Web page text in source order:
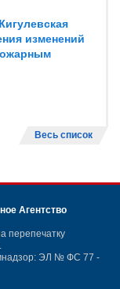
изменений
Весь список
Агентство
перепечатку
ЭЛ № ФС 77 -